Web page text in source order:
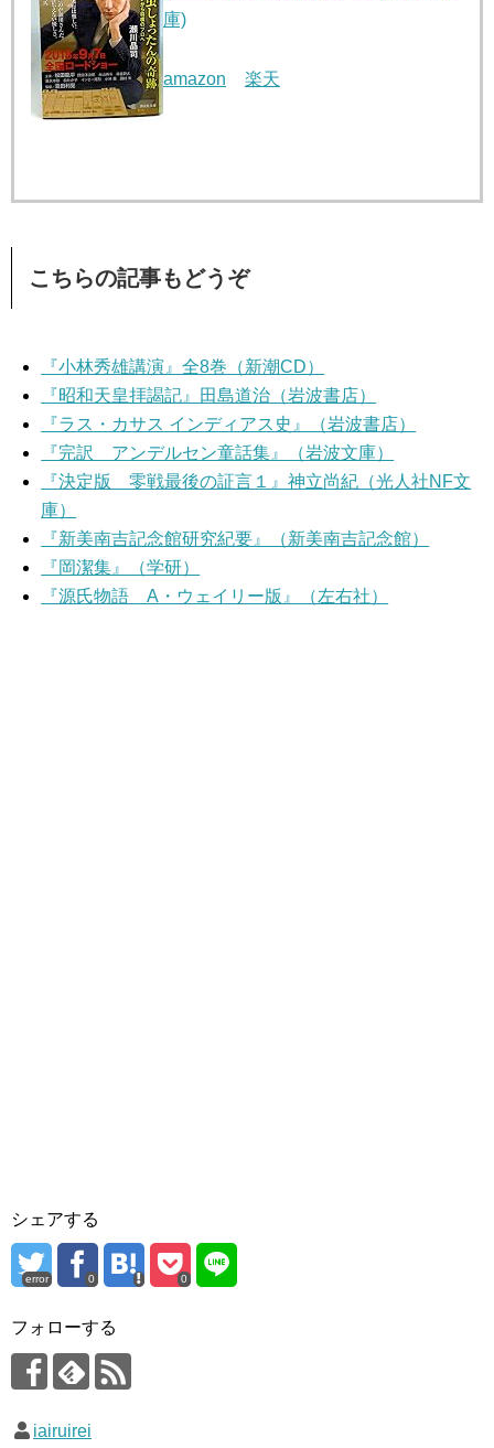
庫)
amazon 楽天
こちらの記事もどうぞ
『小林秀雄講演』全8巻（新潮CD）
『昭和天皇拝謁記』田島道治（岩波書店）
『ラス・カサス インディアス史』（岩波書店）
『完訳 アンデルセン童話集』（岩波文庫）
『決定版 零戦最後の証言１』神立尚紀（光人社NF文
庫）
『新美南吉記念館研究紀要』（新美南吉記念館）
『岡潔集』（学研）
『源氏物語 A・ウェイリー版』（左右社）
シェアする
error 0 0
フォローする
iairuirei